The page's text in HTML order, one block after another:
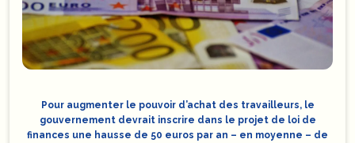
Pour augmenter le pouvoir d’achat des travailleurs, le
gouvernement devrait inscrire dans le projet de loi de
finances une hausse de 50 euros par an – en moyenne – de